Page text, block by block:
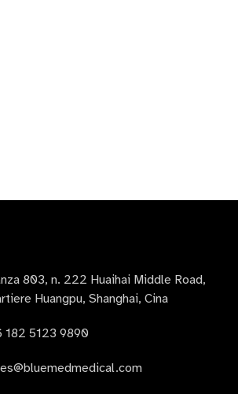
803, n. 222 Huaihai Middle Road,
Huangpu, Shanghai, Cina
182 5123 9890